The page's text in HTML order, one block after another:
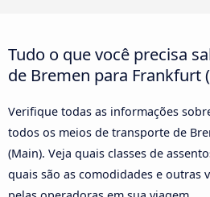
Tudo o que você precisa
de Bremen para Frankfurt
Verifique todas as informações
todos os meios de transporte de
(Main). Veja quais classes de
quais são as comodidades e outras